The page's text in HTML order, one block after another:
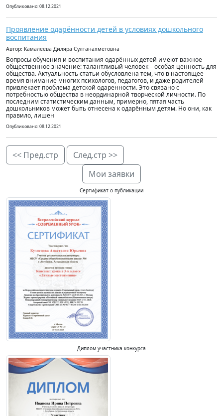
Опубликовано: 08.12.2021
Проявление одарённости детей в условиях дошкольного
воспитания
Автор: Камалеева Диляра Султанахметовна
Вопросы обучения и воспитания одарённых детей имеют важное
общественное значение: талантливый человек – особая ценность для
общества. Актуальность статьи обусловлена тем, что в настоящее
время внимание многих психологов, педагогов, и даже родителей
привлекает проблема детской одаренности. Это связано с
потребностью общества в неординарной творческой личности. По
последним статистическим данным, примерно, пятая часть
дошкольников может быть отнесена к одарённым детям. Но они, как
правило, лишен
Опубликовано: 08.12.2021
<< Пред.стр
След.стр >>
Мои заявки
Сертификат о публикации
Диплом участника конкурса